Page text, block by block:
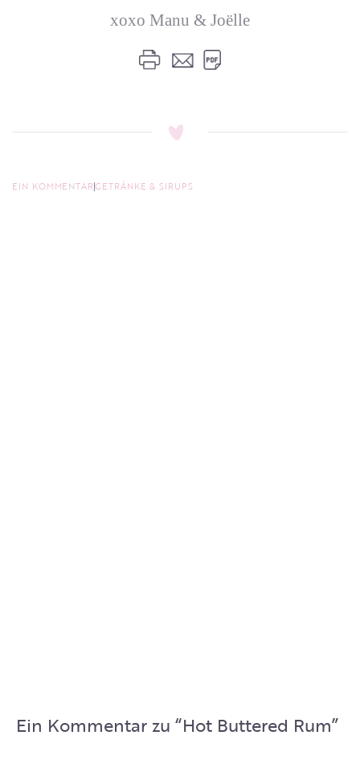
xoxo Manu & Joëlle
EIN KOMMENTARGETRÄNKE & SIRUPS
Ein Kommentar zu “Hot Buttered Rum”